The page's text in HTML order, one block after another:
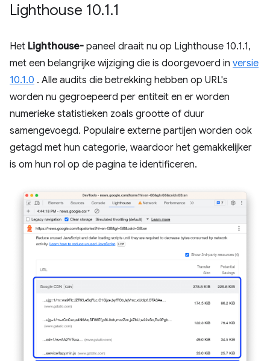
Lighthouse 10.1.1
Het Lighthouse- paneel draait nu op Lighthouse 10.1.1,
met een belangrijke wijziging die is doorgevoerd in versie
10.1.0 . Alle audits die betrekking hebben op URL's
worden nu gegroepeerd per entiteit en er worden
numerieke statistieken zoals grootte of duur
samengevoegd. Populaire externe partijen worden ook
getagd met hun categorie, waardoor het gemakkelijker
is om hun rol op de pagina te identificeren.